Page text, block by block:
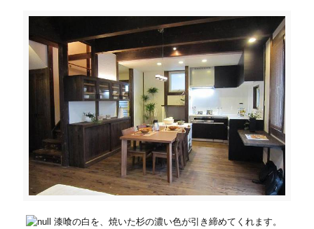
漆喰の白を、焼いた杉の濃い色が引き締めてくれます。